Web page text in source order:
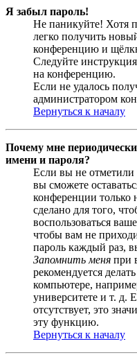
Я забыл пароль!
Не паникуйте! Хотя
легко получить
конференцию и
Следуйте
на конференцию.
Если не удалось
администратором
Вернуться к началу
Почему мне
имени и пароля?
Если вы не
вы сможете
конференции только
сделано для того,
воспользоваться
чтобы вам не
пароль каждый раз,
Запомнить меня при
рекомендуется
компьютере,
университете и т. д.
отсутствует, это
эту функцию.
Вернуться к началу